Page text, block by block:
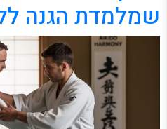
שמלמדת הגנה